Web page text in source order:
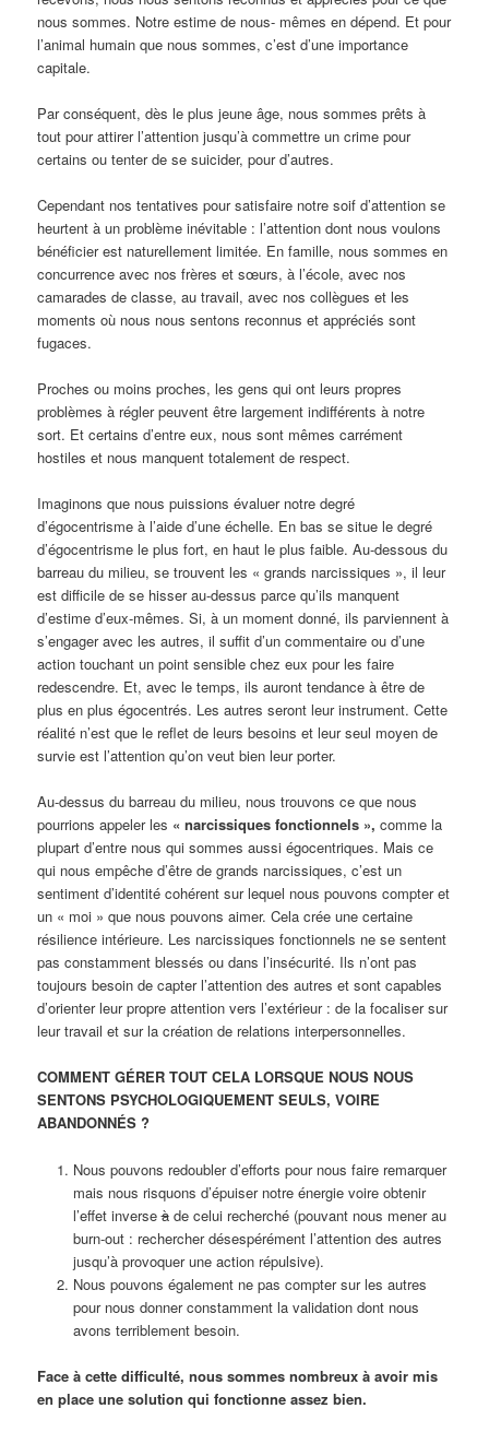
nous sommes. Notre estime de nous- mêmes en dépend. Et pour
l’animal humain que nous sommes, c’est d’une importance
capitale.
Par conséquent, dès le plus jeune âge, nous sommes prêts à
tout pour attirer l’attention jusqu’à commettre un crime pour
certains ou tenter de se suicider, pour d’autres.
Cependant nos tentatives pour satisfaire notre soif d’attention se
heurtent à un problème inévitable : l’attention dont nous voulons
bénéficier est naturellement limitée. En famille, nous sommes en
concurrence avec nos frères et sœurs, à l’école, avec nos
camarades de classe, au travail, avec nos collègues et les
moments où nous nous sentons reconnus et appréciés sont
fugaces.
Proches ou moins proches, les gens qui ont leurs propres
problèmes à régler peuvent être largement indifférents à notre
sort. Et certains d’entre eux, nous sont mêmes carrément
hostiles et nous manquent totalement de respect.
Imaginons que nous puissions évaluer notre degré
d’égocentrisme à l’aide d’une échelle. En bas se situe le degré
d’égocentrisme le plus fort, en haut le plus faible. Au-dessous du
barreau du milieu, se trouvent les « grands narcissiques », il leur
est difficile de se hisser au-dessus parce qu’ils manquent
d’estime d’eux-mêmes. Si, à un moment donné, ils parviennent à
s’engager avec les autres, il suffit d’un commentaire ou d’une
action touchant un point sensible chez eux pour les faire
redescendre. Et, avec le temps, ils auront tendance à être de
plus en plus égocentrés. Les autres seront leur instrument. Cette
réalité n’est que le reflet de leurs besoins et leur seul moyen de
survie est l’attention qu’on veut bien leur porter.
Au-dessus du barreau du milieu, nous trouvons ce que nous
pourrions appeler les « narcissiques fonctionnels », comme la
plupart d’entre nous qui sommes aussi égocentriques. Mais ce
qui nous empêche d’être de grands narcissiques, c’est un
sentiment d’identité cohérent sur lequel nous pouvons compter et
un « moi » que nous pouvons aimer. Cela crée une certaine
résilience intérieure. Les narcissiques fonctionnels ne se sentent
pas constamment blessés ou dans l’insécurité. Ils n’ont pas
toujours besoin de capter l’attention des autres et sont capables
d’orienter leur propre attention vers l’extérieur : de la focaliser sur
leur travail et sur la création de relations interpersonnelles.
COMMENT GÉRER TOUT CELA LORSQUE NOUS NOUS
SENTONS PSYCHOLOGIQUEMENT SEULS, VOIRE
ABANDONNÉS ?
Nous pouvons redoubler d’efforts pour nous faire remarquer
mais nous risquons d’épuiser notre énergie voire obtenir
l’effet inverseàde celui recherché (pouvant nous mener au
burn-out : rechercher désespérément l’attention des autres
jusqu’à provoquer une action répulsive).
Nous pouvons également ne pas compter sur les autres
pour nous donner constamment la validation dont nous
avons terriblement besoin.
Face à cette difficulté, nous sommes nombreux à avoir mis
en place une solution qui fonctionne assez bien.